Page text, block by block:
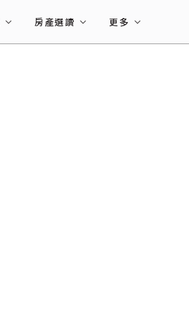
房產選讀 更多